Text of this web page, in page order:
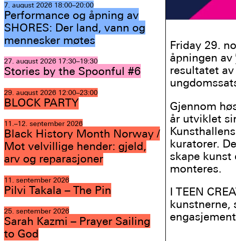
7. august 2026 18:00–20:00
Performance og åpning av
SHORES: Der land, vann og
mennesker møtes
27. august 2026 17:30–19:30
Stories by the Spoonful #6
29. august 2026 12:00–23:00
BLOCK PARTY
11.–12. september 2026
Black History Month Norway /
Mot velvillige hender: gjeld,
arv og reparasjoner
11. september 2026
Pilvi Takala – The Pin
25. september 2026
Sarah Kazmi – Prayer Sailing
to God
Friday 29.
åpningen av
resultatet
Gjennom
år utviklet
kuratorer.
skape
monteres.
I TEEN
kunstnerne,